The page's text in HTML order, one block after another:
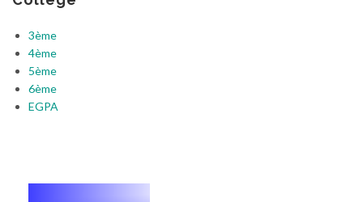
3ème
4ème
5ème
6ème
EGPA